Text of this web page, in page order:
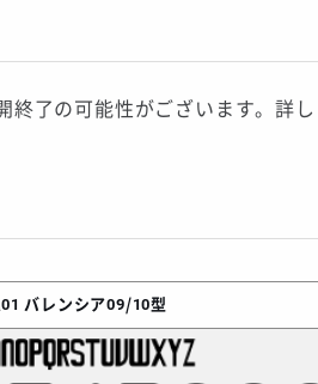
終了の可能性がございます。詳
バレンシア09/10型